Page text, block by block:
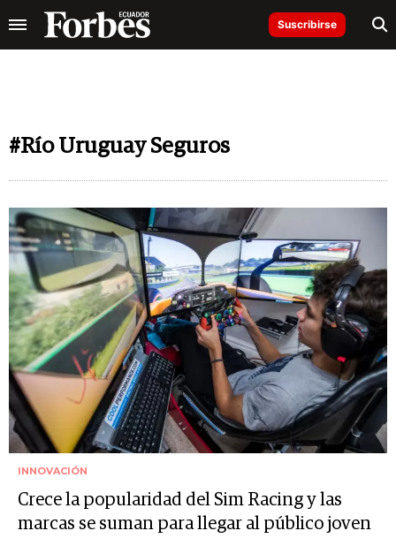
Suscribirse
#Río Uruguay Seguros
INNOVACIÓN
Crece la popularidad del Sim Racing y las
marcas se suman para llegar al público joven